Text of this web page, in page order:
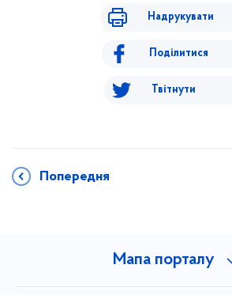
Надрукувати
Поділитися
Твітнути
Попередня
Мапа порталу